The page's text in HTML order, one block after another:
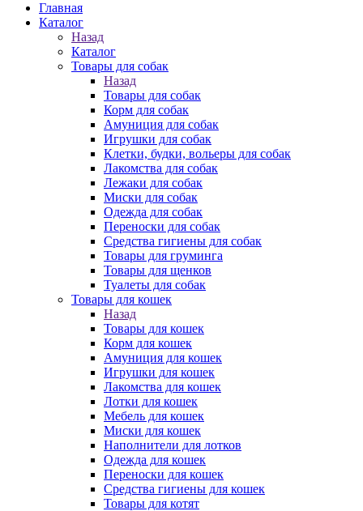
Главная
Каталог
Назад
Каталог
Товары для собак
Назад
Товары для собак
Корм для собак
Амуниция для собак
Игрушки для собак
Клетки, будки, вольеры для собак
Лакомства для собак
Лежаки для собак
Миски для собак
Одежда для собак
Переноски для собак
Средства гигиены для собак
Товары для груминга
Товары для щенков
Туалеты для собак
Товары для кошек
Назад
Товары для кошек
Корм для кошек
Амуниция для кошек
Игрушки для кошек
Лакомства для кошек
Лотки для кошек
Мебель для кошек
Миски для кошек
Наполнители для лотков
Одежда для кошек
Переноски для кошек
Средства гигиены для кошек
Товары для котят